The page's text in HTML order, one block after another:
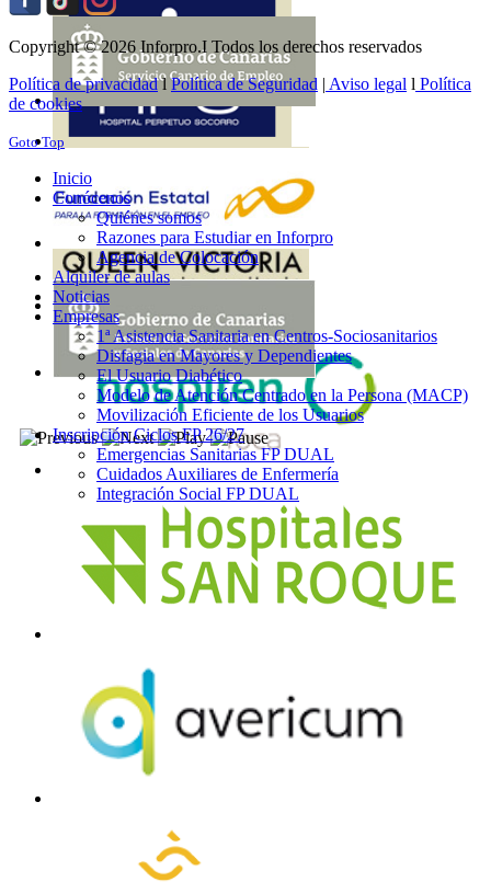
Copyright © 2026 Inforpro.I Todos los derechos reservados
Política de privacidadlPolítica de Seguridad | Aviso legal l Política
de cookies
Goto Top
Inicio
Conócenos
Quiénes somos
Razones para Estudiar en Inforpro
Agencia de Colocación
Alquiler de aulas
Noticias
Empresas
1ª Asistencia Sanitaria en Centros-Sociosanitarios
Disfagia en Mayores y Dependientes
El Usuario Diabético
Modelo de Atención Centrado en la Persona (MACP)
Movilización Eficiente de los Usuarios
Inscripción Ciclos FP 26/27
Emergencias Sanitarias FP DUAL
Cuidados Auxiliares de Enfermería
Integración Social FP DUAL